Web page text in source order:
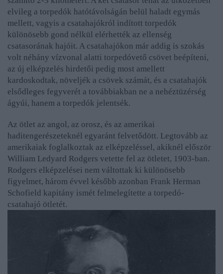
elvileg a torpedók hatótávolságán belül haladt egymás
mellett, vagyis a csatahajókról indított torpedók
különösebb gond nélkül elérhették az ellenség
csatasorának hajóit. A csatahajókon már addig is szokás
volt néhány vízvonal alatti torpedóvető csövet beépíteni,
az új elképzelés hirdetői pedig most amellett
kardoskodtak, növeljék a csövek számát, és a csatahajók
elsődleges fegyverét a továbbiakban ne a nehéztüzérség
ágyúi, hanem a torpedók jelentsék.
Az ötlet az angol, az orosz, és az amerikai
haditengerészeteknél egyaránt felvetődött. Legtovább az
amerikaiak foglalkoztak az elképzeléssel, akiknél először
William Ledyard Rodgers vetette fel az ötletet, 1903-ban.
Rodgers elképzelései nem váltottak ki különösebb
figyelmet, három évvel később azonban Frank Herman
Schofield kapitány ismét felmelegítette a torpedó-
csatahajó ötletét.